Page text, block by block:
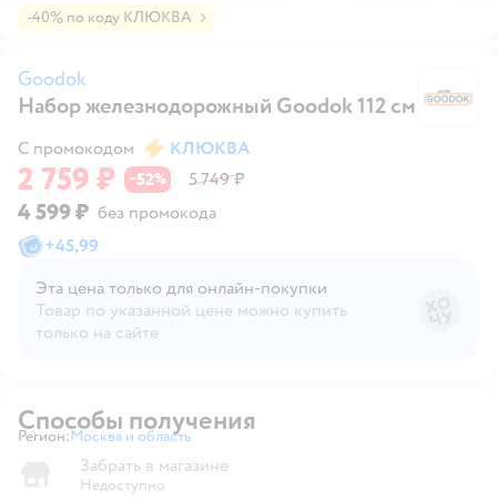
-40% по коду КЛЮКВА
Goodok
Набор железнодорожный Goodok 112 см
С промокодом
КЛЮКВА
2 759 ₽ −52% 5 749 ₽
4 599 ₽ без промокода
+45,99
Эта цена только для онлайн‑покупки
Товар по указанной цене можно купить
только на сайте
Способы получения
Регион: Выбор адреса доставки.
Москва и область
Забрать в магазине
Недоступно